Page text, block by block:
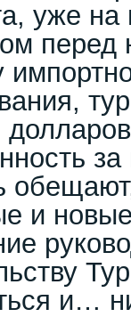
уже
перед
и
и…